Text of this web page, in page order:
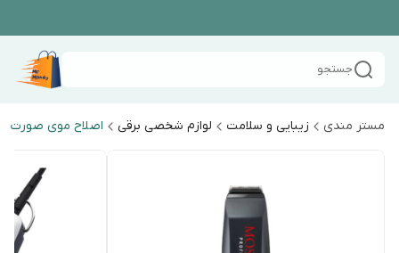
جستجو
مستر مندی زیبایی و سلامت لوازم شخصی برقی اصلاح موی صورت